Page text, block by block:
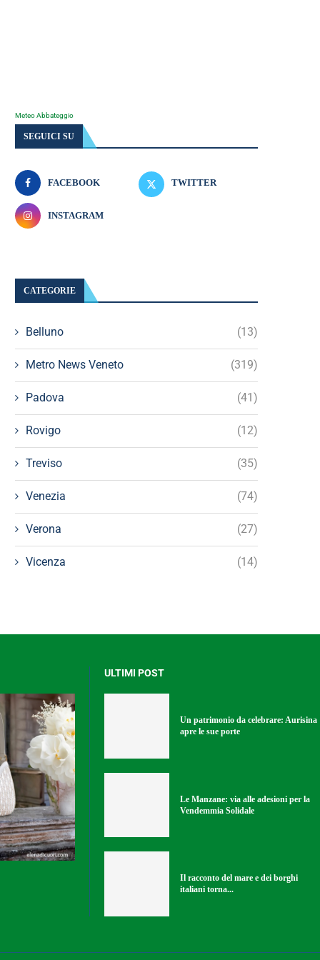
Meteo Abbateggio
SEGUICI SU
FACEBOOK TWITTER
INSTAGRAM
CATEGORIE
Belluno (13)
Metro News Veneto (319)
Padova (41)
Rovigo (12)
Treviso (35)
Venezia (74)
Verona (27)
Vicenza (14)
ULTIMI POST
Un patrimonio da celebrare: Aurisina
apre le sue porte
Le Manzane: via alle adesioni per la
Vendemmia Solidale
Il racconto del mare e dei borghi
italiani torna...